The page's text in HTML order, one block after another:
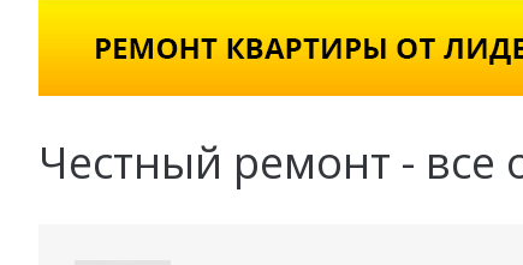
Честный ремонт -